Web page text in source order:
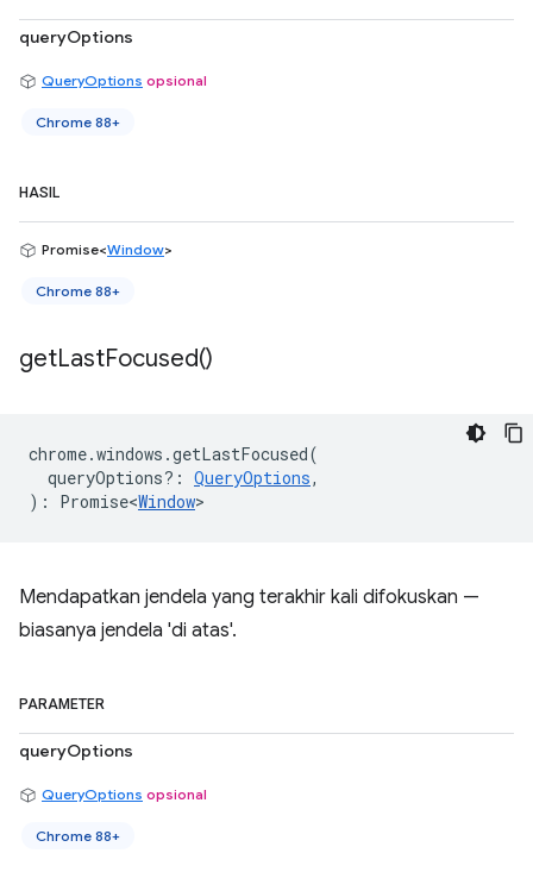
queryOptions
QueryOptions opsional
Chrome 88+
HASIL
Promise<Window>
Chrome 88+
getLastFocused()
chrome.windows .getLastFocused(
queryOptions? : QueryOptions,
) : Promise<Window>
Mendapatkan jendela yang terakhir kali difokuskan —
biasanya jendela 'di atas'.
PARAMETER
queryOptions
QueryOptions opsional
Chrome 88+